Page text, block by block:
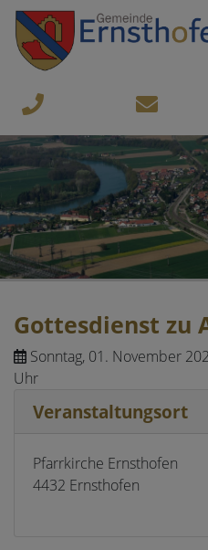
Sprungmarken
Springe direkt zu:
07435-
8450
Gottesdienst zu
Sonntag, 01. November
Uhr
Veranstaltungsort
Pfarrkirche Ernsthofen
4432 Ernsthofen